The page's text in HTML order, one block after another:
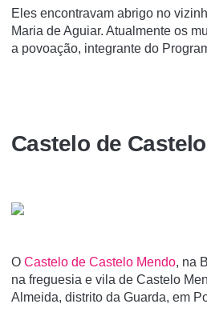
Eles encontravam abrigo no
Maria de Aguiar. Atualmente os
a povoação, integrante do
Castelo de
O Castelo de Castelo Mendo, na
na freguesia e vila de Castelo
Almeida, distrito da Guarda, em